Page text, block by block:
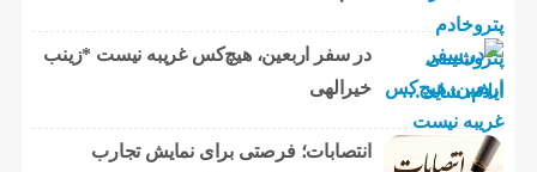
در سفر اربعین، هیچ‌کس غریبه نیست *زینب
خیرالهی
انتصابات؛ فرصتی برای نمایش تجارب